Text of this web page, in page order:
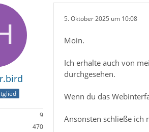
9
470
5. Oktober 2025 um 10:08
Moin.
Ich erhalte auch von
durchgesehen.
Wenn du das
Ansonsten schließe ich